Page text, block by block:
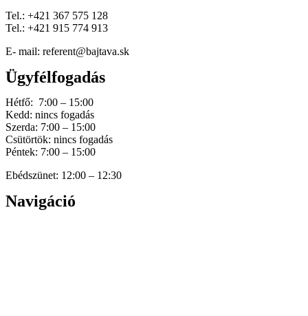
Tel.: +421 367 575 128
Tel.: +421 915 774 913
E- mail: referent@bajtava.sk
Ügyfélfogadás
Hétfő: 7:00 – 15:00
Kedd: nincs fogadás
Szerda: 7:00 – 15:00
Csütörtök: nincs fogadás
Péntek: 7:00 – 15:00
Ebédszünet: 12:00 – 12:30
Navigáció